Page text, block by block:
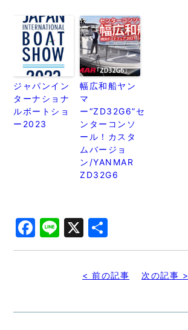
ジャパンイン
ターナショナ
ルボートショ
ー2023
幅広和船ヤン
マ
ー“ZD32G6”セ
ンターコンソ
ール！カスタ
ムバージョ
ン/YANMAR
ZD32G6
Facebook
Line
X
有
< 前の記事 次の記事 >